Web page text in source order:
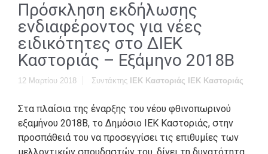
Πρόσκληση εκδήλωσης
ενδιαφέροντος για νέες
ειδικότητες στο ΔΙΕΚ
Καστοριάς – Εξάμηνο 2018Β
12 Μαρτίου 2018 Συντάκτης ΙΕΚ Καστοριάς ΙΕΚ Καστοριάς
Στα πλαίσια της έναρξης του νέου φθινοπωρινού
εξαμήνου 2018Β, το Δημόσιο ΙΕΚ Καστοριάς, στην
προσπάθειά του να προσεγγίσει τις επιθυμίες των